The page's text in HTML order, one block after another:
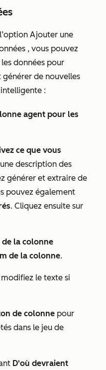
Ajouter une
, vous pouvez
données pour
de nouvelles
:
agent pour les
ce que vous
une description des
générer et extraire de
pouvez également
. Cliquez ensuite sur
de la colonne
de la colonne.
le texte si
de colonne pour
dans le jeu de
D'où devraient